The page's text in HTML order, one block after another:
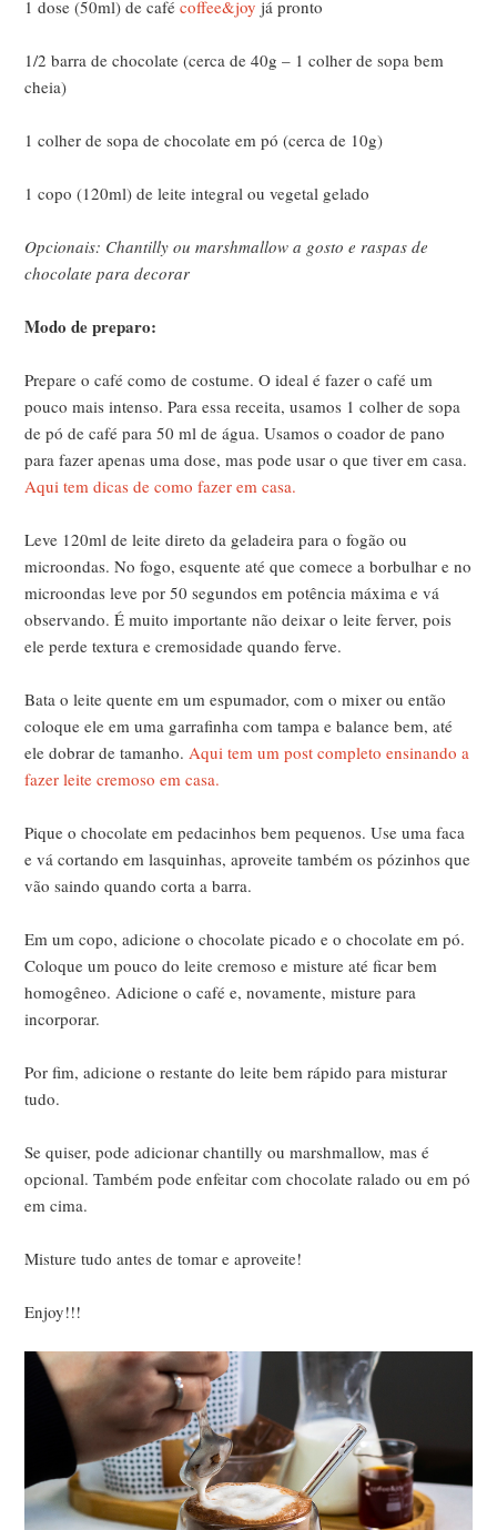
1 dose (50ml) de cafécoffee&joy já pronto
1/2 barra de chocolate (cerca de 40g – 1 colher de sopa bem
cheia)
1 colher de sopa de chocolate em pó (cerca de 10g)
1 copo (120ml) de leite integral ou vegetal gelado
Opcionais: Chantilly ou marshmallow a gosto e raspas de
chocolate para decorar
Modo de preparo:
Prepare o café como de costume. O ideal é fazer o café um
pouco mais intenso. Para essa receita, usamos 1 colher de sopa
de pó de café para 50 ml de água. Usamos o coador de pano
para fazer apenas uma dose, mas pode usar o que tiver em casa.
Aqui tem dicas de como fazer em casa.
Leve 120ml de leite direto da geladeira para o fogão ou
microondas. No fogo, esquente até que comece a borbulhar e no
microondas leve por 50 segundos em potência máxima e vá
observando. É muito importante não deixar o leite ferver, pois
ele perde textura e cremosidade quando ferve.
Bata o leite quente em um espumador, com o mixer ou então
coloque ele em uma garrafinha com tampa e balance bem, até
ele dobrar de tamanho. Aqui tem um post completo ensinando a
fazer leite cremoso em casa.
Pique o chocolate em pedacinhos bem pequenos. Use uma faca
e vá cortando em lasquinhas, aproveite também os pózinhos que
vão saindo quando corta a barra.
Em um copo, adicione o chocolate picado e o chocolate em pó.
Coloque um pouco do leite cremoso e misture até ficar bem
homogêneo. Adicione o café e, novamente, misture para
incorporar.
Por fim, adicione o restante do leite bem rápido para misturar
tudo.
Se quiser, pode adicionar chantilly ou marshmallow, mas é
opcional. Também pode enfeitar com chocolate ralado ou em pó
em cima.
Misture tudo antes de tomar e aproveite!
Enjoy!!!